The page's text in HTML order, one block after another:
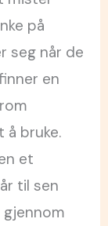
på
seg når de
en
bruke.
et
til sen